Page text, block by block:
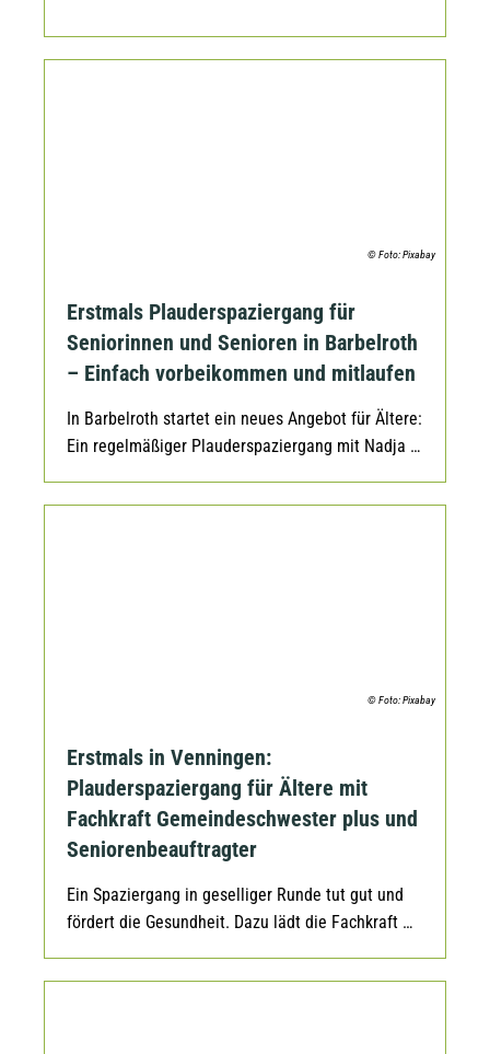
© Foto: Pixabay
Erstmals Plauderspaziergang für
Seniorinnen und Senioren in Barbelroth
– Einfach vorbeikommen und mitlaufen
In Barbelroth startet ein neues Angebot für Ältere:
Ein regelmäßiger Plauderspaziergang mit Nadja …
© Foto: Pixabay
Erstmals in Venningen:
Plauderspaziergang für Ältere mit
Fachkraft Gemeindeschwester plus und
Seniorenbeauftragter
Ein Spaziergang in geselliger Runde tut gut und
fördert die Gesundheit. Dazu lädt die Fachkraft …